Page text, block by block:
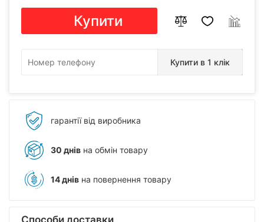
Купити
Купити в 1 клік
гарантії від виробника
30 днів на обмін товару
14 днів на повернення товару